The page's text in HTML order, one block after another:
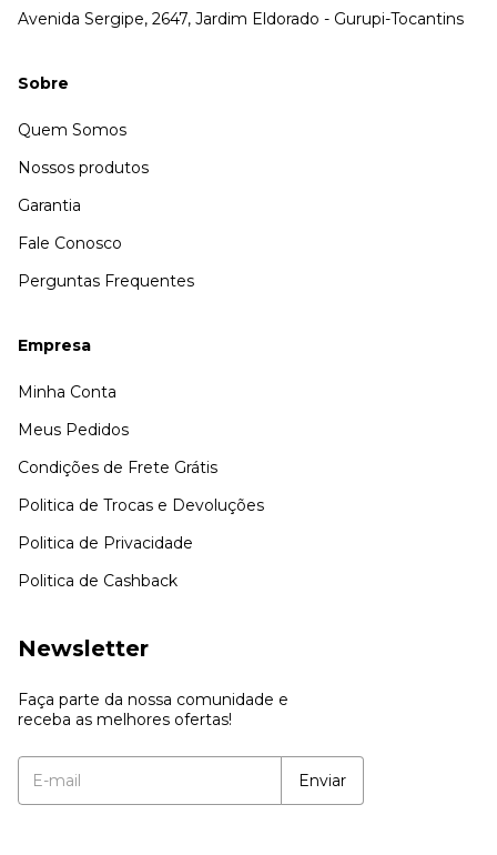
Avenida Sergipe, 2647, Jardim Eldorado - Gurupi-Tocantins
Sobre
Quem Somos
Nossos produtos
Garantia
Fale Conosco
Perguntas Frequentes
Empresa
Minha Conta
Meus Pedidos
Condições de Frete Grátis
Politica de Trocas e Devoluções
Politica de Privacidade
Politica de Cashback
Newsletter
Faça parte da nossa comunidade e
receba as melhores ofertas!